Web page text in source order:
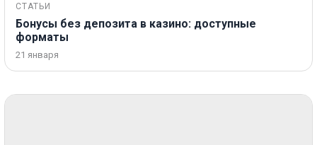
СТАТЬИ
Бонусы без депозита в казино: доступные
форматы
21 января